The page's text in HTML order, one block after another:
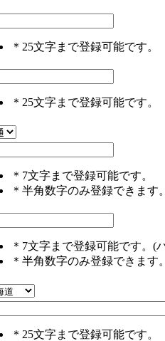
＊25文字まで登録可能です。
＊25文字まで登録可能です。
＊7文字まで登録可能です。
＊半角数字のみ登録できます
＊7文字まで登録可能です。(
＊半角数字のみ登録できます
＊25文字まで登録可能です。